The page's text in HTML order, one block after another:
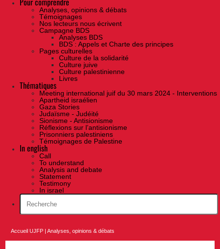
Analyses, opinions & débats
Témoignages
Nos lecteurs nous écrivent
Campagne BDS
Analyses BDS
BDS : Appels et Charte des principes
Pages culturelles
Culture de la solidarité
Culture juive
Culture palestinienne
Livres
Thématiques
Meeting international juif du 30 mars 2024 - Interventions
Apartheid israélien
Gaza Stories
Judaïsme - Judéité
Sionisme - Antisionisme
Réflexions sur l’antisionisme
Prisonniers palestiniens
Témoignages de Palestine
In english
Call
To understand
Analysis and debate
Statement
Testimony
In israel
Accueil UJFP |Analyses, opinions & débats